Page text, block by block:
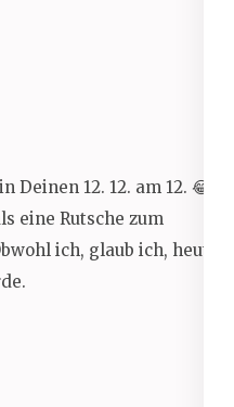
12. 12. am 12. 😂
eine Rutsche zum
ich, glaub ich, heute